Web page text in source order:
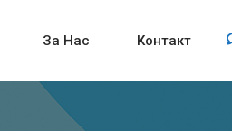
За Нас Контакт